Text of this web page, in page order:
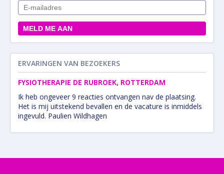
ERVARINGEN VAN BEZOEKERS
FYSIOTHERAPIE DE RUBROEK, ROTTERDAM
Ik heb ongeveer 9 reacties ontvangen nav de plaatsing.
Het is mij uitstekend bevallen en de vacature is inmiddels
ingevuld. Paulien Wildhagen